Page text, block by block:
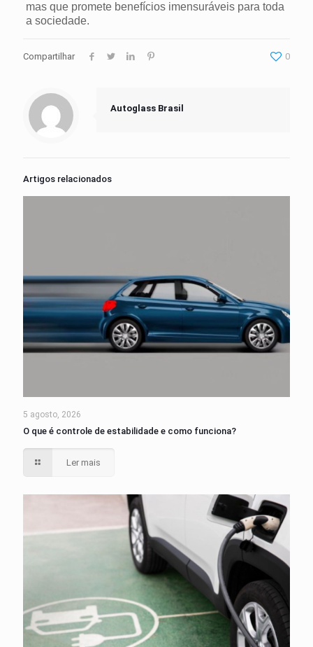
mas que promete benefícios imensuráveis para toda
a sociedade.
Compartilhar 0
Autoglass Brasil
Artigos relacionados
5 agosto, 2026
O que é controle de estabilidade e como funciona?
Ler mais